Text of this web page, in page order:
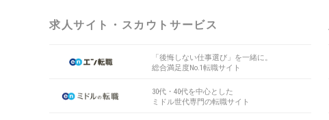
求人サイト・スカウトサービス
「後悔しない仕事選び」を一緒に。
総合満足度No.1転職サイト
30代・40代を中心とした
ミドル世代専門の転職サイト